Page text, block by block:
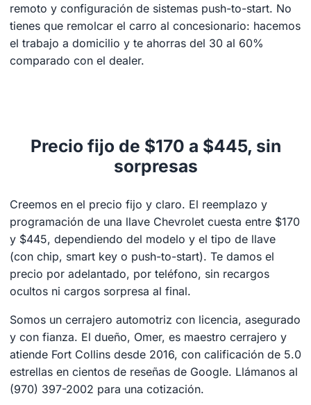
remoto y configuración de sistemas push-to-start. No
tienes que remolcar el carro al concesionario: hacemos
el trabajo a domicilio y te ahorras del 30 al 60%
comparado con el dealer.
Precio fijo de $170 a $445, sin
sorpresas
Creemos en el precio fijo y claro. El reemplazo y
programación de una llave Chevrolet cuesta entre $170
y $445, dependiendo del modelo y el tipo de llave
(con chip, smart key o push-to-start). Te damos el
precio por adelantado, por teléfono, sin recargos
ocultos ni cargos sorpresa al final.
Somos un cerrajero automotriz con licencia, asegurado
y con fianza. El dueño, Omer, es maestro cerrajero y
atiende Fort Collins desde 2016, con calificación de 5.0
estrellas en cientos de reseñas de Google. Llámanos al
(970) 397-2002 para una cotización.